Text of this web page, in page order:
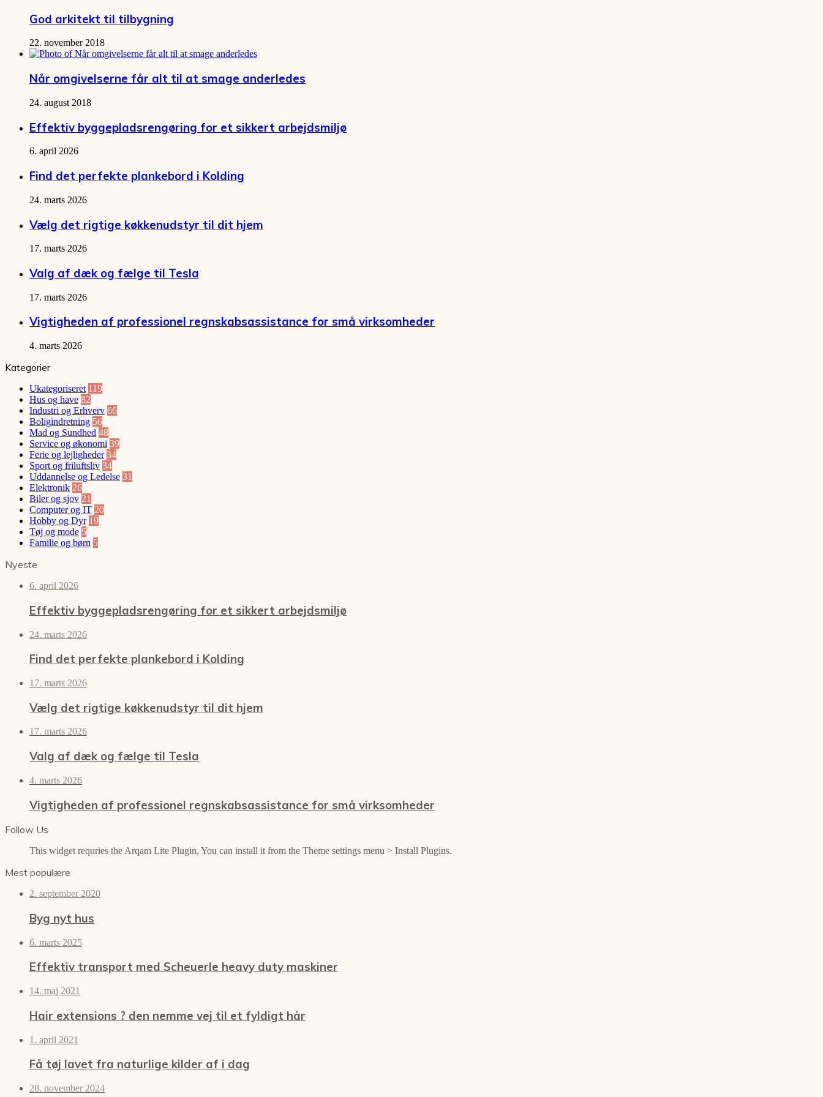
God arkitekt til tilbygning
22. november 2018
Når omgivelserne får alt til at smage anderledes
24. august 2018
Effektiv byggepladsrengøring for et sikkert arbejdsmiljø
6. april 2026
Find det perfekte plankebord i Kolding
24. marts 2026
Vælg det rigtige køkkenudstyr til dit hjem
17. marts 2026
Valg af dæk og fælge til Tesla
17. marts 2026
Vigtigheden af professionel regnskabsassistance for små virksomheder
4. marts 2026
Kategorier
Ukategoriseret 119
Hus og have 82
Industri og Erhverv 66
Boligindretning 56
Mad og Sundhed 48
Service og økonomi 39
Ferie og lejligheder 34
Sport og friluftsliv 34
Uddannelse og Ledelse 31
Elektronik 26
Biler og sjov 21
Computer og IT 20
Hobby og Dyr 19
Tøj og mode 5
Familie og børn 5
Nyeste
6. april 2026
Effektiv byggepladsrengøring for et sikkert arbejdsmiljø
24. marts 2026
Find det perfekte plankebord i Kolding
17. marts 2026
Vælg det rigtige køkkenudstyr til dit hjem
17. marts 2026
Valg af dæk og fælge til Tesla
4. marts 2026
Vigtigheden af professionel regnskabsassistance for små virksomheder
Follow Us
This widget requries the Arqam Lite Plugin, You can install it from the Theme settings menu > Install Plugins.
Mest populære
2. september 2020
Byg nyt hus
6. marts 2025
Effektiv transport med Scheuerle heavy duty maskiner
14. maj 2021
Hair extensions ? den nemme vej til et fyldigt hår
1. april 2021
Få tøj lavet fra naturlige kilder af i dag
28. november 2024